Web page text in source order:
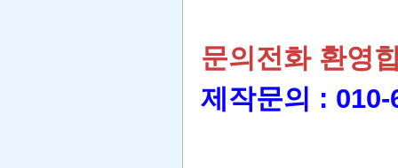
문의전화 환영
제작문의 :